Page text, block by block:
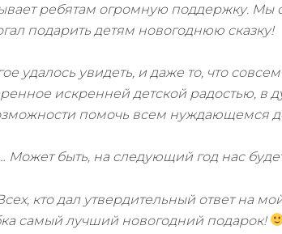
ребятам огромную поддержку. Мы
подарить детям новогоднюю сказку!
удалось увидеть, и даже то, что
искренней детской радостью, в
помочь всем нуждающемся
Может быть, на следующий год нас
кто дал утвердительный ответ на
самый лучший новогодний подарок!